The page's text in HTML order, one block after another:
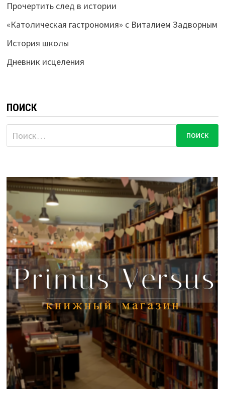
Прочертить след в истории
«Католическая гастрономия» с Виталием Задворным
История школы
Дневник исцеления
ПОИСК
Найти: